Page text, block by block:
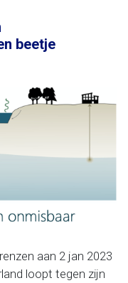
beetje
aan 2 jan 2023
loopt tegen zijn